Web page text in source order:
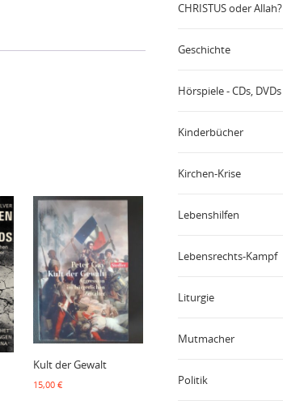
Kult der Gewalt
15,00 €
CHRISTUS oder Allah?
Geschichte
Hörspiele - CDs, DVDs
Kinderbücher
Kirchen-Krise
Lebenshilfen
Lebensrechts-Kampf
Liturgie
Mutmacher
Politik